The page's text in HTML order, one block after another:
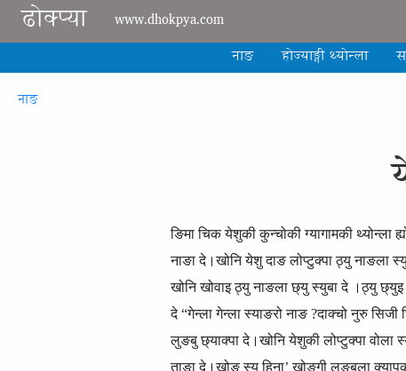
Skip to main content
ढोक्प्या www.dhokpya.com
नाङ होज्याङ्गी थ्योन्ला
Breadcrumb
नाङ
ङिमा चिक येशुकी कुन्चोकी ग्यागामकी थ्योन्ला
नाङा दे।खोनि येशु दाङ लोप्टुक्पा ठ्यु नाङला
खोनि खोवाइ ठ्यु नाङला छ्यु स्युबा दे ।ठ्यु छ्युइ
दे “गेन्ला गेन्ला स्याङरो नाङ ?दाक्चो नुरु
लुङबु छ्याक्पा दे।खोनि येशुकी लोप्टुक्पा वोला
ताङा दे।खोङ स्यु हिना’ खोङगी लुङबुला